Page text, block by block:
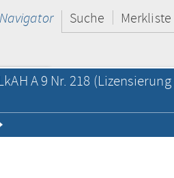
Navigator Suche Merkliste
A 9 Nr. 218